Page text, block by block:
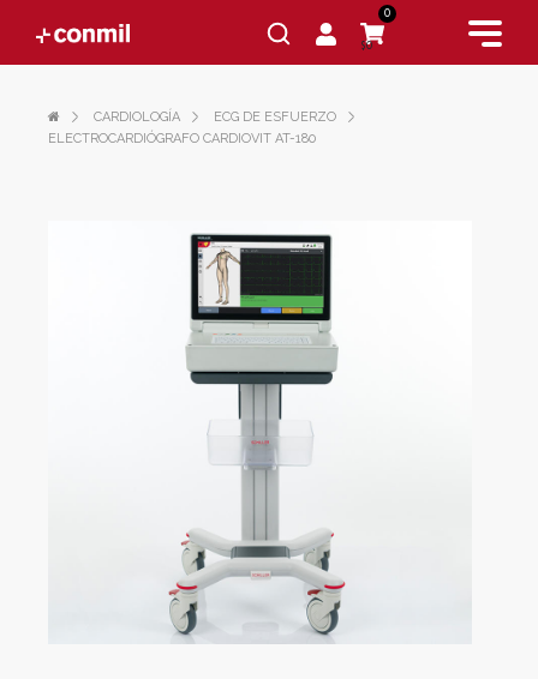
0
$0
CARDIOLOGÍA
ECG DE ESFUERZO
ELECTROCARDIÓGRAFO CARDIOVIT AT-180